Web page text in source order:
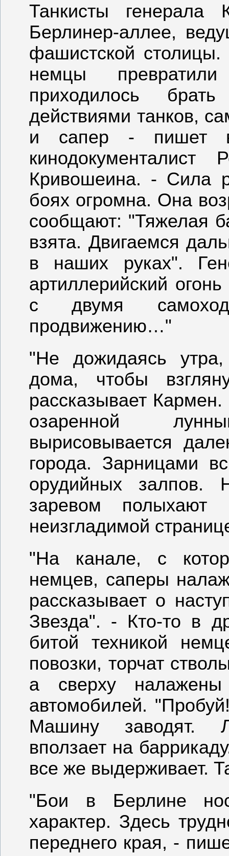
Танкисты генерала
Берлинер-аллее,
фашистской
немцы
приходилось
действиями танков,
и сапер - пишет в
Кривошеина. - Сила
боях огромна. Она
сообщают: "Тяжелая
взята. Двигаемся
в наших руках".
артиллерийский
с двумя
продвижению…"
"Не дожидаясь
дома, чтобы
рассказывает
озаренной
вырисовывается
города. Зарницами
орудийных залпов.
заревом полыхают
неизгладимой
"На канале, с
немцев, саперы
рассказывает о
Звезда". - Кто-то в
битой техникой
повозки, торчат
а сверху
автомобилей.
Машину заводят.
вползает на
все же выдерживает.
"Бои в Берлине
характер. Здесь
переднего края, -